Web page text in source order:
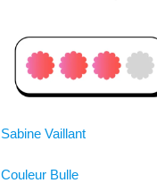
Sabine Vaillant
Couleur Bulle